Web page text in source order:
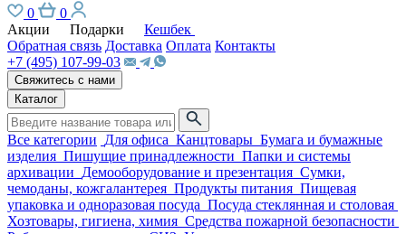
0
0
Акции
Подарки
Кешбек
Обратная связь Доставка Оплата Контакты
+7 (495) 107-99-03
Свяжитесь с нами
Каталог
Все категории Для офиса Канцтовары Бумага и бумажные
изделия Пишущие принадлежности Папки и системы
архивации Демооборудование и презентация Сумки,
чемоданы, кожгалантерея Продукты питания Пищевая
упаковка и одноразовая посуда Посуда стеклянная и столовая
Хозтовары, гигиена, химия Средства пожарной безопасности